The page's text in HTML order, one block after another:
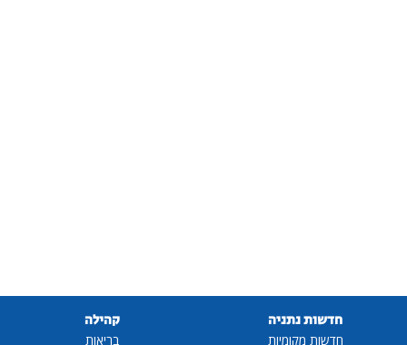
חדשות נתניה
חדשות מקומיות
קהילה
בריאות